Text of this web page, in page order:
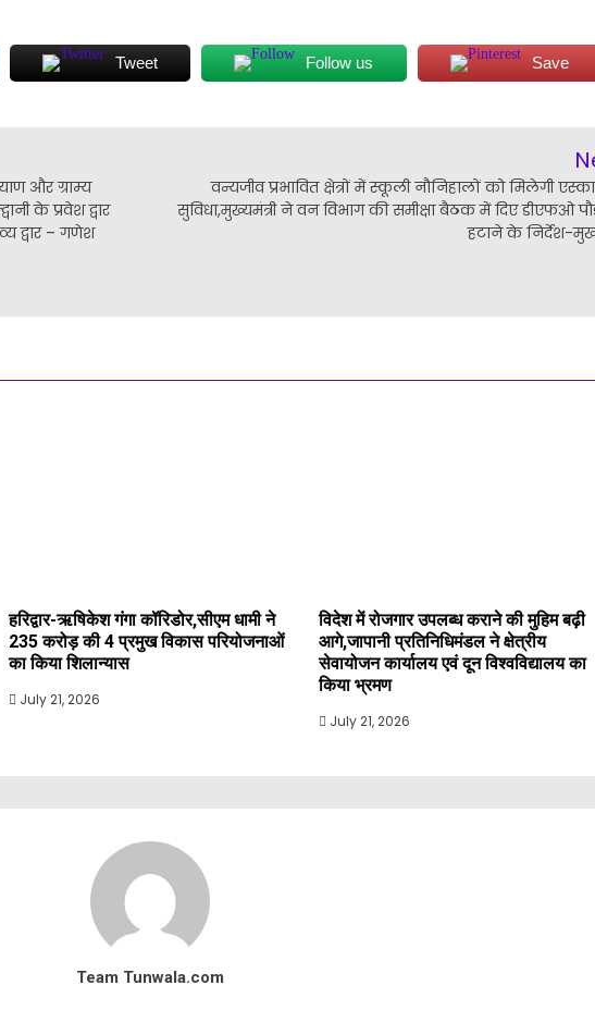
Tweet Follow us Save
और ग्राम्य
के प्रवेश द्वार
द्वार – गणेश
वन्यजीव प्रभावित क्षेत्रों में स्कूली नौनिहालों को मिलेगी
सुविधा,मुख्यमंत्री ने वन विभाग की समीक्षा बैठक में दिए डीएफओ
हटाने के निर्देश-
हरिद्वार-ऋषिकेश गंगा कॉरिडोर,सीएम धामी ने
235 करोड़ की 4 प्रमुख विकास परियोजनाओं
का किया शिलान्यास
July 21, 2026
विदेश में रोजगार उपलब्ध कराने की मुहिम बढ़ी
आगे,जापानी प्रतिनिधिमंडल ने क्षेत्रीय
सेवायोजन कार्यालय एवं दून विश्वविद्यालय का
किया भ्रमण
July 21, 2026
Team Tunwala.com